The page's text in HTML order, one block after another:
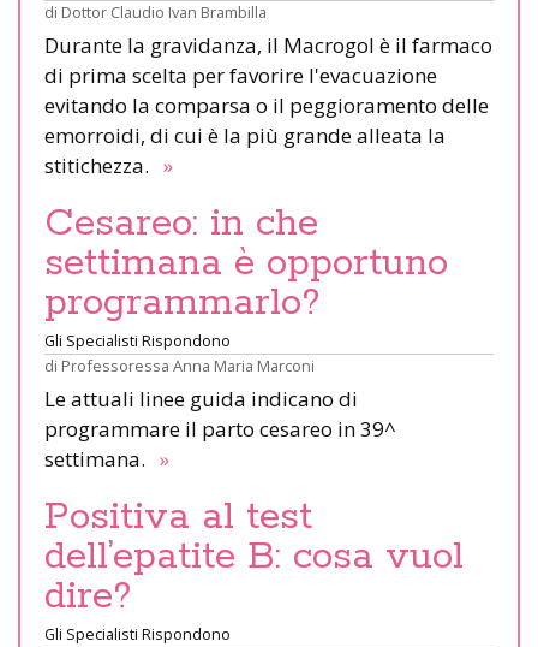
di Dottor Claudio Ivan Brambilla
Durante la gravidanza, il Macrogol è il farmaco
di prima scelta per favorire l'evacuazione
evitando la comparsa o il peggioramento delle
emorroidi, di cui è la più grande alleata la
stitichezza. »
Cesareo: in che
settimana è opportuno
programmarlo?
Gli Specialisti Rispondono
di Professoressa Anna Maria Marconi
Le attuali linee guida indicano di
programmare il parto cesareo in 39^
settimana. »
Positiva al test
dell’epatite B: cosa vuol
dire?
Gli Specialisti Rispondono